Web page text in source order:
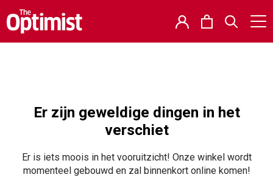
Er zijn geweldige dingen in het
verschiet
Er is iets moois in het vooruitzicht! Onze winkel wordt
momenteel gebouwd en zal binnenkort online komen!